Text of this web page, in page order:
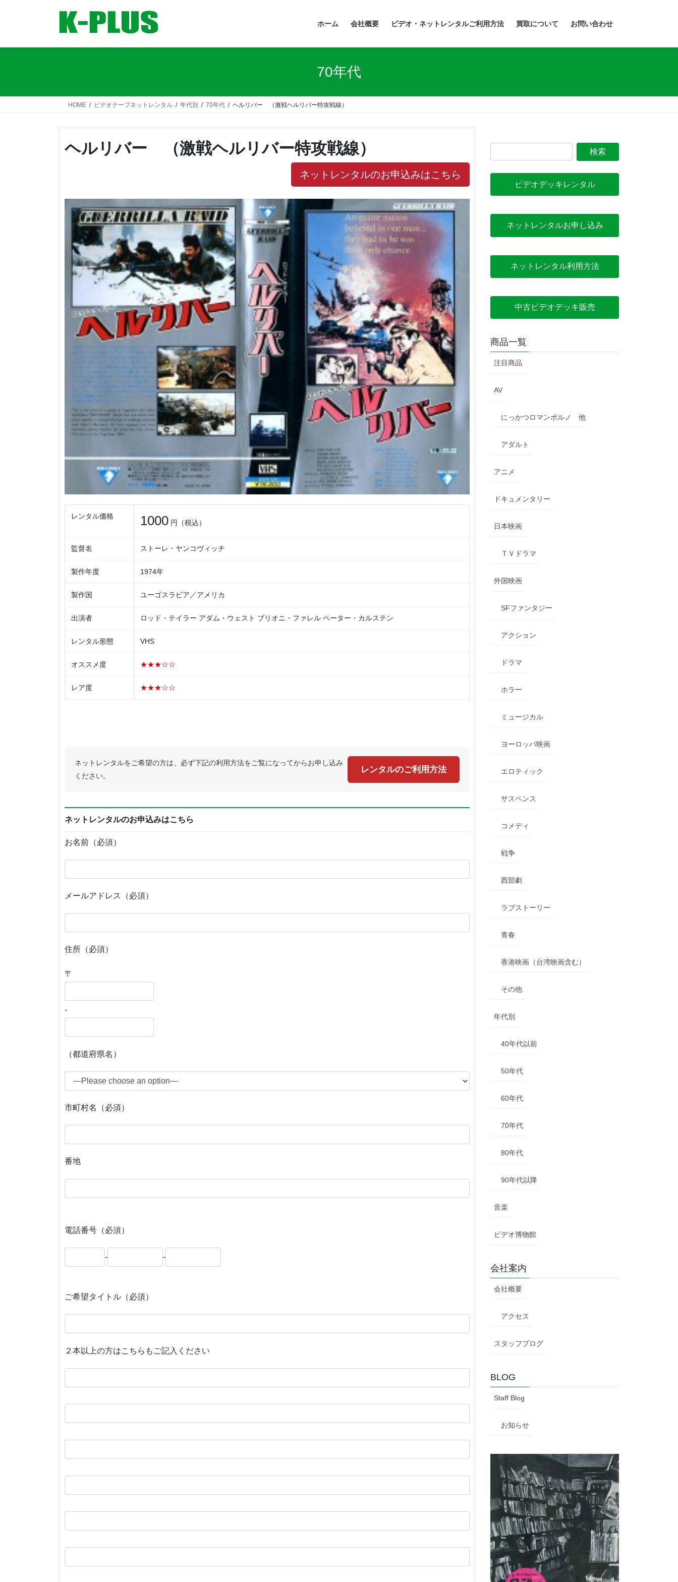
ホーム 会社概要 ビデオ・ネットレンタルご利用方法 買取について お問い合わせ
70年代
HOME ビデオテープネットレンタル 年代別 70年代 ヘルリバー （激戦ヘルリバー特攻戦線）
ヘルリバー （激戦ヘルリバー特攻戦線）
ネットレンタルのお申込みはこちら
レンタル価格 1000 円（税込）
監督名 ストーレ・ヤンコヴィッチ
製作年度 1974年
製作国 ユーゴスラビア／アメリカ
出演者 ロッド・テイラー アダム・ウェスト ブリオニ・ファレル ペーター・カルステン
レンタル形態 VHS
オススメ度 ★★★☆☆
レア度 ★★★☆☆
ネットレンタルをご希望の方は、必ず下記の利用方法をご覧になってからお申し込み
ください。
レンタルのご利用方法
ネットレンタルのお申込みはこちら
お名前（必須）
メールアドレス（必須）
住所（必須）
〒
-
（都道府県名）
市町村名（必須）
番地
電話番号（必須）
- -
ご希望タイトル（必須）
２本以上の方はこちらもご記入ください
ビデオデッキレンタル
ネットレンタルお申し込み
ネットレンタル利用方法
中古ビデオデッキ販売
商品一覧
注目商品
AV
にっかつロマンポルノ 他
アダルト
アニメ
ドキュメンタリー
日本映画
ＴＶドラマ
外国映画
SFファンタジー
アクション
ドラマ
ホラー
ミュージカル
ヨーロッパ映画
エロティック
サスペンス
コメディ
戦争
西部劇
ラブストーリー
青春
香港映画（台湾映画含む）
その他
年代別
40年代以前
50年代
60年代
70年代
80年代
90年代以降
音楽
ビデオ博物館
会社案内
会社概要
アクセス
スタッフブログ
BLOG
Staff Blog
お知らせ